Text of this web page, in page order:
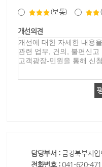
(보통)
개선의견
담당부서 :금강북부사업
전화번호 : 041-620-